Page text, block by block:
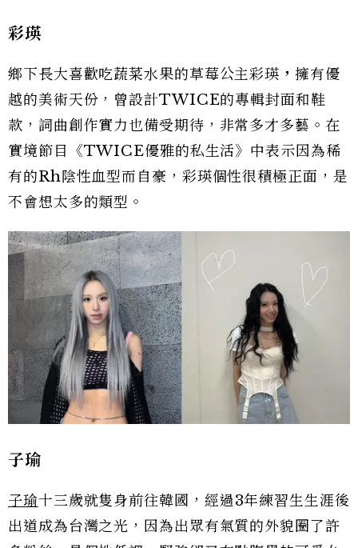
彩瑛
鄉下長大喜歡吃蔬菜水果的草莓公主彩瑛 ，擁有優
越的美術天份，曾設計TWICE的專輯封面和鞋
款，詞曲創作實力也備受期待，非常多才多藝。在
實境節目《TWICE優雅的私生活》中表示因為稀
有的Rh陰性血型而自豪，彩瑛個性很積極正面，是
不會想太多的類型。
子瑜
子瑜十三歲就隻身前往韓國，經過3年練習生生涯後
出道成為台灣之光，因為出眾有氣質的外貌圈了許